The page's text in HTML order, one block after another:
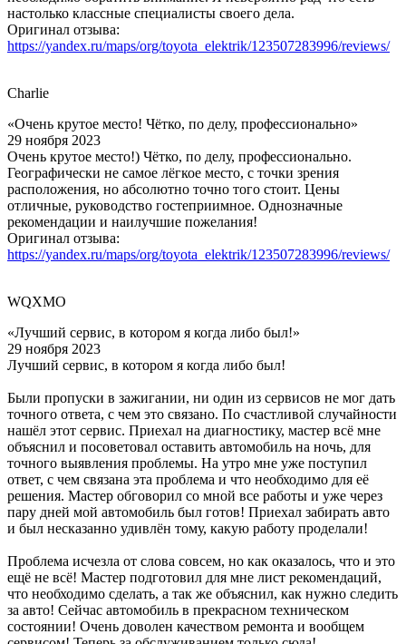
настолько классные специалисты своего дела.
Оригинал отзыва:
https://yandex.ru/maps/org/toyota_elektrik/123507283996/reviews/
Charlie
«Очень крутое место! Чётко, по делу, профессионально»
29 ноября 2023
Очень крутое место!) Чётко, по делу, профессионально.
Географически не самое лёгкое место, с точки зрения
расположения, но абсолютно точно того стоит. Цены
отличные, руководство гостеприимное. Однозначные
рекомендации и наилучшие пожелания!
Оригинал отзыва:
https://yandex.ru/maps/org/toyota_elektrik/123507283996/reviews/
WQXMO
«Лучший сервис, в котором я когда либо был!»
29 ноября 2023
Лучший сервис, в котором я когда либо был!
Были пропуски в зажигании, ни один из сервисов не мог дать
точного ответа, с чем это связано. По счастливой случайности
нашёл этот сервис. Приехал на диагностику, мастер всё мне
объяснил и посоветовал оставить автомобиль на ночь, для
точного выявления проблемы. На утро мне уже поступил
ответ, с чем связана эта проблема и что необходимо для её
решения. Мастер обговорил со мной все работы и уже через
пару дней мой автомобиль был готов! Приехал забирать авто
и был несказанно удивлён тому, какую работу проделали!
Проблема исчезла от слова совсем, но как оказалось, что и это
ещё не всё! Мастер подготовил для мне лист рекомендаций,
что необходимо сделать, а так же объяснил, как нужно следить
за авто! Сейчас автомобиль в прекрасном техническом
состоянии! Очень доволен качеством ремонта и вообщем